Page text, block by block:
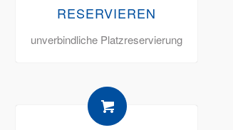
RESERVIEREN
unverbindliche Platzreservierung